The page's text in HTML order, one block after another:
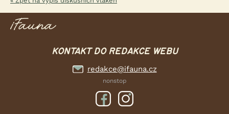
KONTAKT DO REDAKCE WEBU
redakce@ifauna.cz
nonstop